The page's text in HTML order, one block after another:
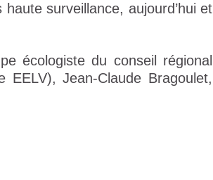
surveillance, aujourd’hui et
écologiste du conseil régional
EELV), Jean-Claude Bragoulet,